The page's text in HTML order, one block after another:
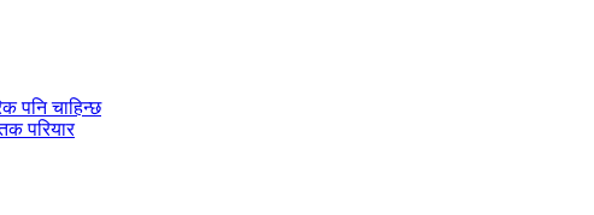
पनि चाहिन्छ
परियार